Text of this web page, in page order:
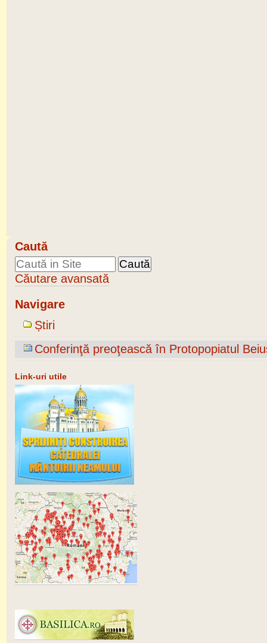
Caută
Căutare avansată
Navigare
Știri
Conferinţă preoţească în Protopopiatul
Link-uri utile